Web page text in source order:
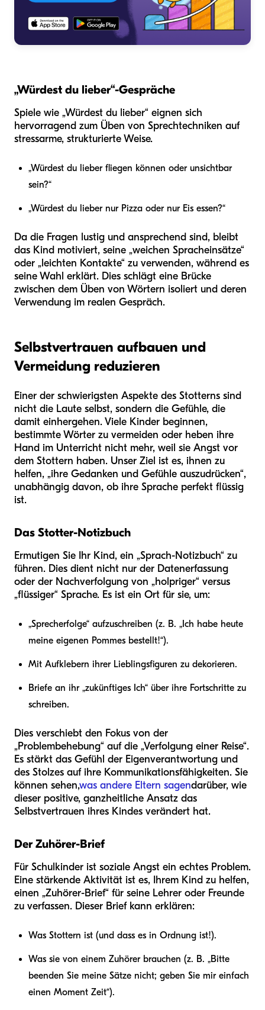
„Würdest du lieber“-Gespräche
Spiele wie „Würdest du lieber“ eignen sich
hervorragend zum Üben von Sprechtechniken auf
stressarme, strukturierte Weise.
„Würdest du lieber fliegen können oder unsichtbar
sein?“
„Würdest du lieber nur Pizza oder nur Eis essen?“
Da die Fragen lustig und ansprechend sind, bleibt
das Kind motiviert, seine „weichen Spracheinsätze“
oder „leichten Kontakte“ zu verwenden, während es
seine Wahl erklärt. Dies schlägt eine Brücke
zwischen dem Üben von Wörtern isoliert und deren
Verwendung im realen Gespräch.
Selbstvertrauen aufbauen und
Vermeidung reduzieren
Einer der schwierigsten Aspekte des Stotterns sind
nicht die Laute selbst, sondern die Gefühle, die
damit einhergehen. Viele Kinder beginnen,
bestimmte Wörter zu vermeiden oder heben ihre
Hand im Unterricht nicht mehr, weil sie Angst vor
dem Stottern haben. Unser Ziel ist es, ihnen zu
helfen, „ihre Gedanken und Gefühle auszudrücken“,
unabhängig davon, ob ihre Sprache perfekt flüssig
ist.
Das Stotter-Notizbuch
Ermutigen Sie Ihr Kind, ein „Sprach-Notizbuch“ zu
führen. Dies dient nicht nur der Datenerfassung
oder der Nachverfolgung von „holpriger“ versus
„flüssiger“ Sprache. Es ist ein Ort für sie, um:
„Sprecherfolge“ aufzuschreiben (z. B. „Ich habe heute
meine eigenen Pommes bestellt!“).
Mit Aufklebern ihrer Lieblingsfiguren zu dekorieren.
Briefe an ihr „zukünftiges Ich“ über ihre Fortschritte zu
schreiben.
Dies verschiebt den Fokus von der
„Problembehebung“ auf die „Verfolgung einer Reise“.
Es stärkt das Gefühl der Eigenverantwortung und
des Stolzes auf ihre Kommunikationsfähigkeiten. Sie
können sehen,was andere Eltern sagendarüber, wie
dieser positive, ganzheitliche Ansatz das
Selbstvertrauen ihres Kindes verändert hat.
Der Zuhörer-Brief
Für Schulkinder ist soziale Angst ein echtes Problem.
Eine stärkende Aktivität ist es, Ihrem Kind zu helfen,
einen „Zuhörer-Brief“ für seine Lehrer oder Freunde
zu verfassen. Dieser Brief kann erklären:
Was Stottern ist (und dass es in Ordnung ist!).
Was sie von einem Zuhörer brauchen (z. B. „Bitte
beenden Sie meine Sätze nicht; geben Sie mir einfach
einen Moment Zeit“).